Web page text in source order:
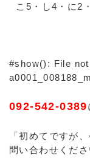
こ5・し4・に2
#show(): File
092-542-0389
「初めてですが
問い合わせくださ